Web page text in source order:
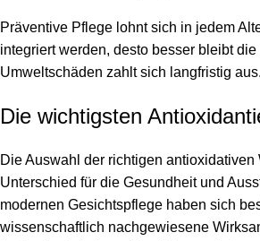
Präventive Pflege lohnt sich in jedem
integriert werden, desto besser bleibt
Umweltschäden zahlt sich langfristig aus.
Die wichtigsten
Die Auswahl der richtigen
Unterschied für die Gesundheit und
modernen Gesichtspflege haben sich
wissenschaftlich nachgewiesene